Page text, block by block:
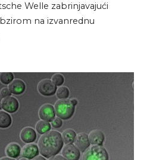
Welle zabrinjavajući
na izvanrednu